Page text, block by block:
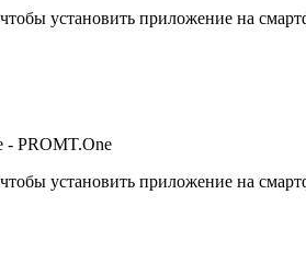
установить приложение на
установить приложение на